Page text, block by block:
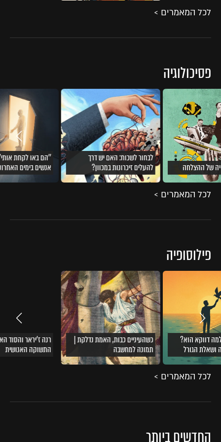
לכל המאמרים >
פסיכולוגיה
של ההצלחה
לבחור לשכוח: האם יש דרך
להעלים זיכרונות במכוון?
''הם באו לקחת
אנשים בימים
לכל המאמרים >
פילוסופיה
דווקא הוא?
ושאלת הגורל
כשהעיניים כבות, האמת נדלקת |
תמונה למחשבה
רנה ז'יראר והסוד
התשוקה האנושית
לכל המאמרים >
החדשים ביותר